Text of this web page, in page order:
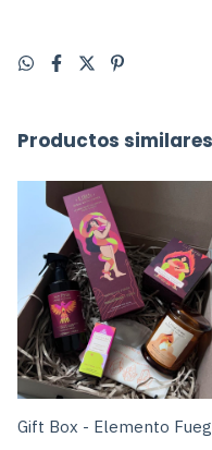
Productos similares
Gift Box - Elemento